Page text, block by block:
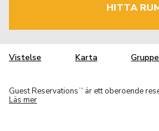
HITTA
Vistelse Karta
Guest Reservations TM
är ett oberoende
Läs mer